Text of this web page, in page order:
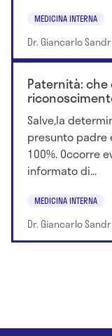
MEDICINA INTERNA
Dr. Giancarlo
Paternità:
Salve,la
presunto padre
100%. Occorre
informato di...
MEDICINA INTERNA
Dr. Giancarlo